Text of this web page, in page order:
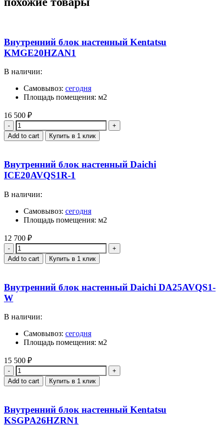
Внутренний блок настенный Kentatsu
KMGE20HZAN1
В наличии:
Самовывоз: сегодня
Площадь помещения: м2
16 500 ₽
Quantity
Add to cart Купить в 1 клик
Внутренний блок настенный Daichi
ICE20AVQS1R-1
В наличии:
Самовывоз: сегодня
Площадь помещения: м2
12 700 ₽
Quantity
Add to cart Купить в 1 клик
Внутренний блок настенный Daichi DA25AVQS1-
W
В наличии:
Самовывоз: сегодня
Площадь помещения: м2
15 500 ₽
Quantity
Add to cart Купить в 1 клик
Внутренний блок настенный Kentatsu
KSGPA26HZRN1